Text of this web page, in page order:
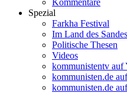
Spezial
Farkha Festival
Im Land des
Politische Thesen
Videos
kommunistentv auf
kommunisten.de
kommunisten.de